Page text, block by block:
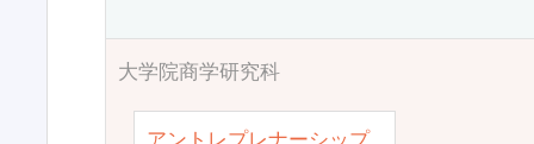
大学院商学研究科